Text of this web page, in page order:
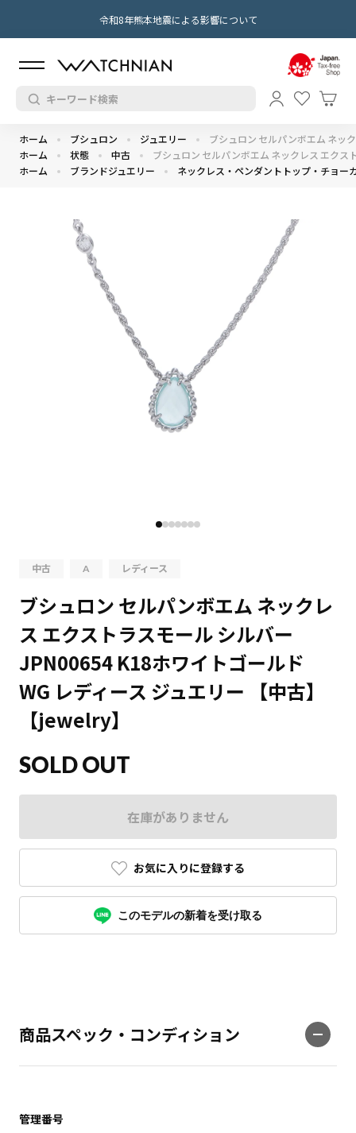
令和8年熊本地震による影響について
ホーム ブシュロン ジュエリー
ブシュロン セルパンボエム ネッ
ホーム
状態 中古
ブシュロン セルパンボエム ネックレス エクス
ホーム
ブランドジュエリー ネックレス・ペンダントトップ・チョー
中古 A レディース
ブシュロン セルパンボエム ネックレ
ス エクストラスモール シルバー
JPN00654 K18ホワイトゴールド
WG レディース ジュエリー 【中古】
【jewelry】
SOLD OUT
在庫がありません
お気に入りに登録する
このモデルの新着を受け取る
商品スペック・コンディション
管理番号